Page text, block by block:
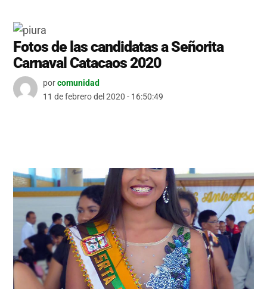
Fotos de las candidatas a Señorita
Carnaval Catacaos 2020
porcomunidad
11 de febrero del 2020 - 16:50:49